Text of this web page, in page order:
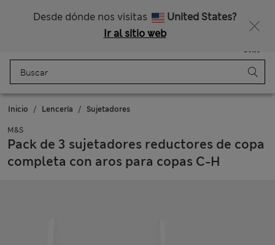
Desde dónde nos visitas
United States?
Ir al sitio web
Bolso
Inicio Lencería Sujetadores
M&S
Pack de 3 sujetadores reductores de copa
completa con aros para copas C-H